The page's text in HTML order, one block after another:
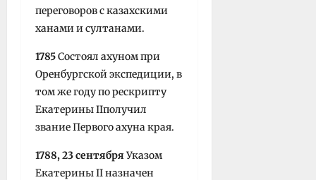
переговоров с казахскими
ханами и султанами.
1785Состоял ахуном при
Орен­бургской экспедиции, в
том же году по рескрипту
Екатерины IIполучил
звание Первого ахуна края.
1788, 23 сентября Указом
Екатери­ны II назначен